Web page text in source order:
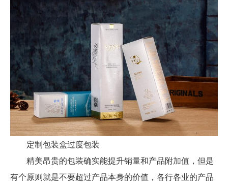
定制包装盒过度包装
精美昂贵的包装确实能提升销量和产品附加值，但是
有个原则就是不要超过产品本身的价值，各行各业的产品